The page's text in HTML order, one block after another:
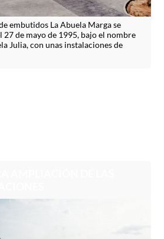
embutidos La Abuela Marga se
27 de mayo de 1995, bajo el nombre
Julia, con unas instalaciones de